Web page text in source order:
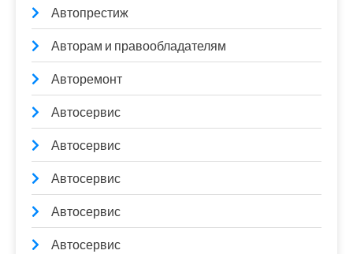
Автопрестиж
Авторам и правообладателям
Авторемонт
Автосервис
Автосервис
Автосервис
Автосервис
Автосервис